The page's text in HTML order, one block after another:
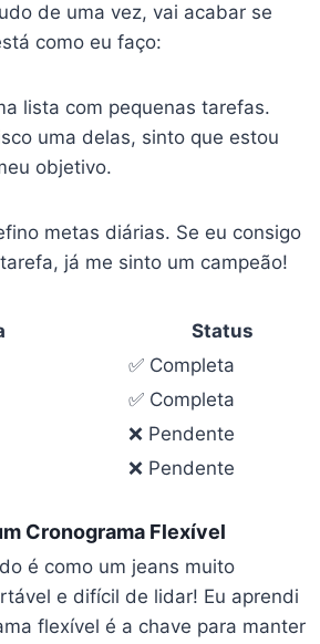
de uma vez, vai acabar se
como eu faço:
lista com pequenas tarefas.
uma delas, sinto que estou
objetivo.
metas diárias. Se eu consigo
já me sinto um campeão!
Status
✅ Completa
✅ Completa
❌ Pendente
❌ Pendente
Cronograma Flexível
é como um jeans muito
e difícil de lidar! Eu aprendi
flexível é a chave para manter